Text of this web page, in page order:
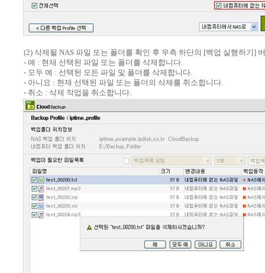
(2) 삭제될 NAS 파일 또는 폴더를 확인 후 우측 하단의 [백업 실행하기]
- 예 : 현재 선택된 파일 또는 폴더를 삭제합니다.
- 모두 예 : 선택된 모든 파일 및 폴더를 삭제합니다.
- 아니요 : 현재 선택된 파일 또는 폴더의 삭제를 취소합니다.
- 취소 : 삭제 작업을 취소합니다.